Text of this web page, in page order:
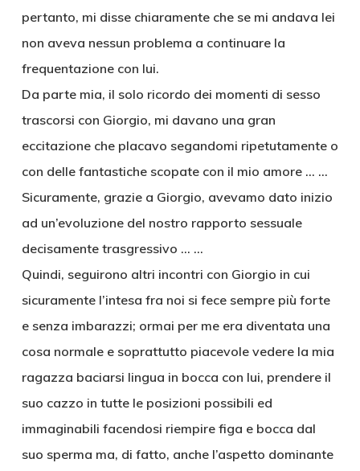
pertanto, mi disse chiaramente che se mi andava lei
non aveva nessun problema a continuare la
frequentazione con lui.
Da parte mia, il solo ricordo dei momenti di sesso
trascorsi con Giorgio, mi davano una gran
eccitazione che placavo segandomi ripetutamente o
con delle fantastiche scopate con il mio amore … …
Sicuramente, grazie a Giorgio, avevamo dato inizio
ad un’evoluzione del nostro rapporto sessuale
decisamente trasgressivo … …
Quindi, seguirono altri incontri con Giorgio in cui
sicuramente l’intesa fra noi si fece sempre più forte
e senza imbarazzi; ormai per me era diventata una
cosa normale e soprattutto piacevole vedere la mia
ragazza baciarsi lingua in bocca con lui, prendere il
suo cazzo in tutte le posizioni possibili ed
immaginabili facendosi riempire figa e bocca dal
suo sperma ma, di fatto, anche l’aspetto dominante